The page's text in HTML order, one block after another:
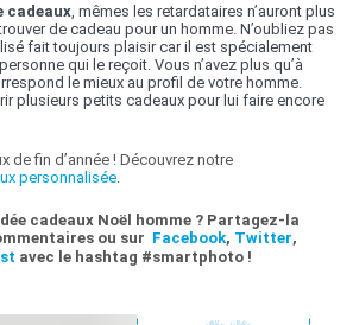
cadeaux , mêmes les retardataires n’auront plus
de cadeau pour un homme. N’oubliez pas
fait toujours plaisir car il est spécialement
qui le reçoit. Vous n’avez plus qu’à
le mieux au profil de votre homme.
plusieurs petits cadeaux pour lui faire encore
de fin d’année ! Découvrez notre
personnalisée
cadeaux Noël homme ? Partagez-la
ou sur Facebook, Twitter,
avec le hashtag #smartphoto !